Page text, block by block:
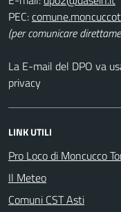
PEC:
(per comunicare
La E-mail del DPO va
privacy
LINK UTILI
Pro Loco di Moncucco
Il Meteo
Comuni CST Asti